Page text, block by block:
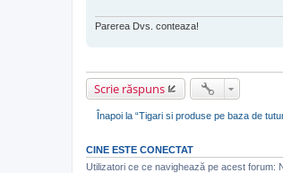
Parerea Dvs. conteaza!
Scrie răspuns
Înapoi la “Tigari si produse pe baza de
CINE ESTE CONECTAT
Utilizatori ce ce navighează pe acest forum: